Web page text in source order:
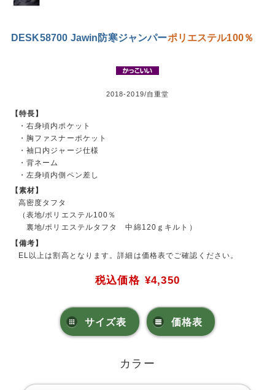
DESK58700 Jawin防寒ジャンパーポリエステル100％
2018-2019/自重堂
【特長】
・右身頃内ポケット
・胸ファスナーポケット
・袖口内ジャージ仕様
・背ネーム
・左身頃内側ペン差し
【素材】
高密度タフタ
（表地/ポリエステル100％
裏地/ポリエステルタフタ 中綿120ｇキルト）
【備考】
EL以上は割高となります。詳細は価格表でご確認ください。
税込価格 ¥4,350
サイズ表 価格表
カラー